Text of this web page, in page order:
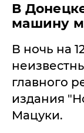
В
машину
В ночь на
главного
издания
Мацуки.